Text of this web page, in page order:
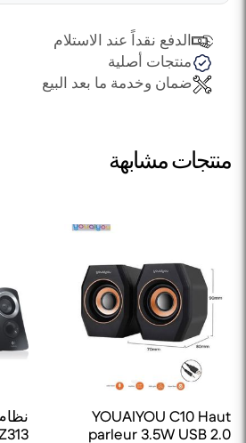
الدفع نقداً عند الاستلام
منتجات أصلية
ضمان وخدمة ما بعد البيع
منتجات مشابهة
YOUAIYOU C10 Haut
parleur 3.5W USB 2.0